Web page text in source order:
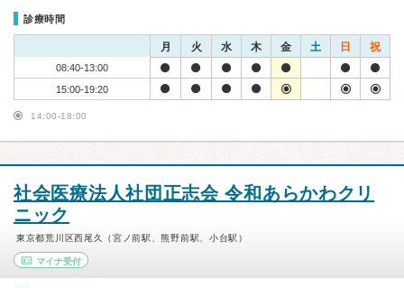
診療時間
月 火 水 木 金 土 日 祝
08:40-13:00
15:00-19:20
14:00-18:00
社会医療法人社団正志会 令和あらかわクリ
ニック
東京都荒川区西尾久（宮ノ前駅、熊野前駅、小台駅）
マイナ受付